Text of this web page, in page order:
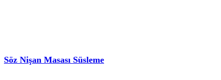
Söz Nişan Masası Süsleme